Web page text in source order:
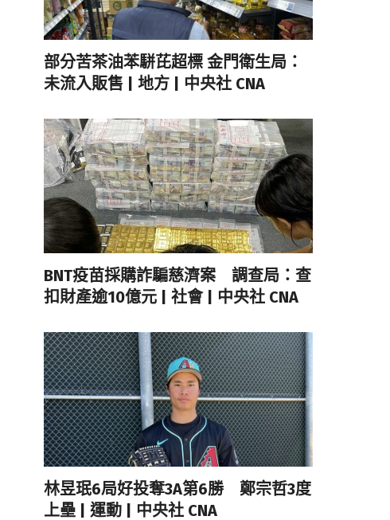
部分苦茶油苯駢芘超標 金門衛生局：
未流入販售 | 地方 | 中央社 CNA
BNT疫苗採購詐騙慈濟案 調查局：查
扣財產逾10億元 | 社會 | 中央社 CNA
林昱珉6局好投奪3A第6勝 鄭宗哲3度
上壘 | 運動 | 中央社 CNA